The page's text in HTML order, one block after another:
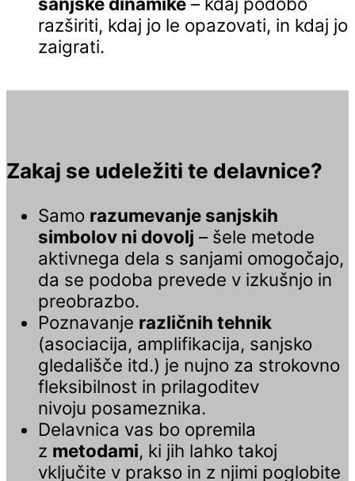
razširiti, kdaj jo le opazovati, in kdaj jo
zaigrati.
Zakaj se udeležiti te delavnice?
Samo razumevanje sanjskih
simbolov ni dovolj – šele metode
aktivnega dela s sanjami omogočajo,
da se podoba prevede v izkušnjo in
preobrazbo.
Poznavanje različnih tehnik
(asociacija, amplifikacija, sanjsko
gledališče itd.) je nujno za strokovno
fleksibilnost in prilagoditev
nivoju posameznika.
Delavnica vas bo opremila
z metodami, ki jih lahko takoj
vključite v prakso in z njimi poglobite